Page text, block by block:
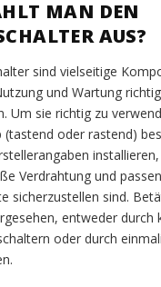
MAN DEN
AUS?
sind vielseitige
und Wartung
Um sie richtig zu
(tastend oder rastend)
Verdrahtung und
sicherzustellen sind.
entweder durch
oder durch